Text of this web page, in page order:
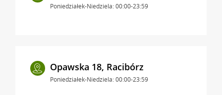
Poniedziałek-Niedziela: 00:00-23:59
Opawska 18, Racibórz
Poniedziałek-Niedziela: 00:00-23:59